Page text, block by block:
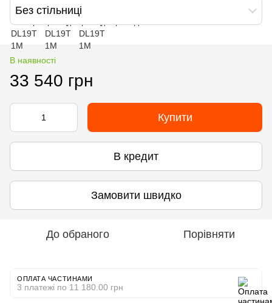
Без стільниці
В наявності
33 540 грн
Купити
В кредит
Замовити швидко
До обраного Порівняти
ОПЛАТА ЧАСТИНАМИ
3 платежі по 11 180.00 грн